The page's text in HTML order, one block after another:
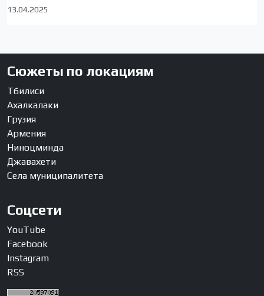
13.04.2025
Сюжеты по локациям
Тбилиси
Ахалкалаки
Грузия
Армения
Ниноцминда
Джавахети
Села муниципалитета
Соцсети
YouTube
Facebook
Instagram
RSS